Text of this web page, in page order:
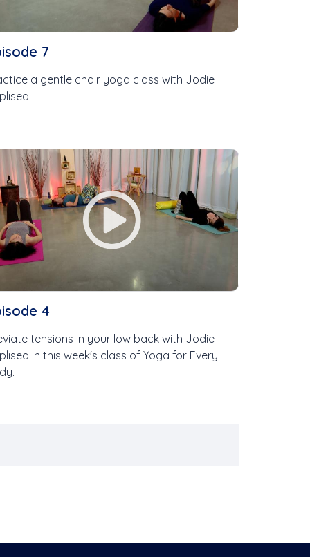
7
a gentle chair yoga class with Jodie
4
tensions in your low back with Jodie
in this week's class of Yoga for Every